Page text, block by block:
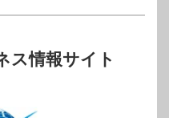
ス情報サイト